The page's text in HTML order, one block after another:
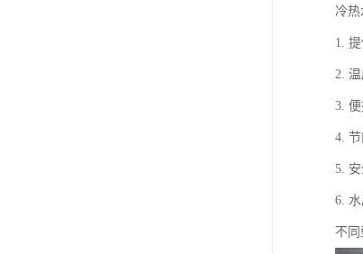
冷热
1.
2.
3.
4.
5.
6.
不